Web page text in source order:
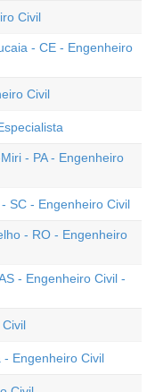
Civil
- CE - Engenheiro
Civil
- PA - Engenheiro
SC - Engenheiro Civil
- RO - Engenheiro
- Engenheiro Civil -
- Engenheiro Civil